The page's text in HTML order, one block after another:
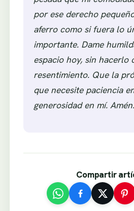
por ese derecho
aferro como si fuera lo
importante. Dame
espacio hoy, sin hacerlo
resentimiento. Que la
que necesite paciencia
generosidad en mí. Amén.
Compartir